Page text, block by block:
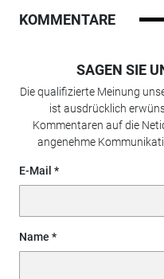
KOMMENTARE
SAGEN SIE
Die qualifizierte Meinung
ist ausdrücklich
Kommentaren auf die
angenehme
E-Mail
Name